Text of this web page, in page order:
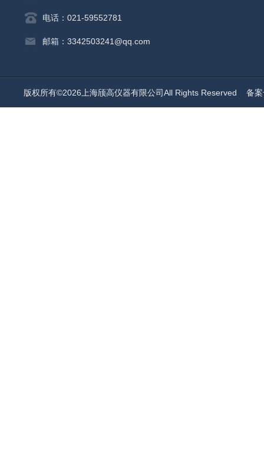
电话：021-59552781
邮箱：3342503241@qq.com
版权所有©2026上海颀高仪器有限公司All Rights Reserved 备